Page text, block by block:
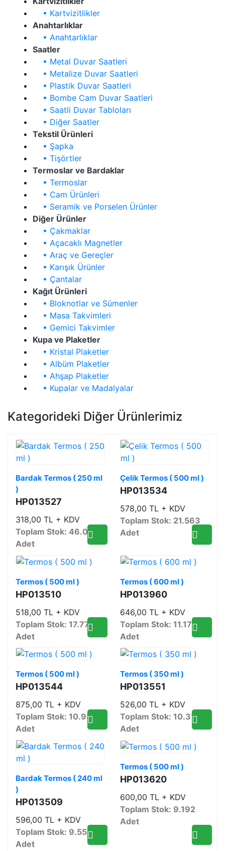
• Kartvizitlikler
Anahtarlıklar
• Anahtarlıklar
Saatler
• Metal Duvar Saatleri
• Metalize Duvar Saatleri
• Plastik Duvar Saatleri
• Bombe Cam Duvar Saatleri
• Saatli Duvar Tabloları
• Diğer Saatler
Tekstil Ürünleri
• Şapka
• Tişörtler
Termoslar ve Bardaklar
• Termoslar
• Cam Ürünleri
• Seramik ve Porselen Ürünler
Diğer Ürünler
• Çakmaklar
• Açacaklı Magnetler
• Araç ve Gereçler
• Karışık Ürünler
• Çantalar
Kağıt Ürünleri
• Bloknotlar ve Sümenler
• Masa Takvimleri
• Gemici Takvimler
Kupa ve Plaketler
• Kristal Plaketler
• Albüm Plaketler
• Ahşap Plaketler
• Kupalar ve Madalyalar
Kategorideki Diğer Ürünlerimiz
Bardak Termos ( 250 ml
)
HP013527
318,00 TL + KDV
Toplam Stok: 46.085
Adet
Çelik Termos ( 500 ml )
HP013534
578,00 TL + KDV
Toplam Stok: 21.563
Adet
Termos ( 500 ml )
HP013510
518,00 TL + KDV
Toplam Stok: 17.779
Adet
Termos ( 600 ml )
HP013960
646,00 TL + KDV
Toplam Stok: 11.178
Adet
Termos ( 500 ml )
HP013544
875,00 TL + KDV
Toplam Stok: 10.930
Adet
Termos ( 350 ml )
HP013551
526,00 TL + KDV
Toplam Stok: 10.312
Adet
Bardak Termos ( 240 ml
)
HP013509
596,00 TL + KDV
Toplam Stok: 9.555
Adet
Termos ( 500 ml )
HP013620
600,00 TL + KDV
Toplam Stok: 9.192
Adet